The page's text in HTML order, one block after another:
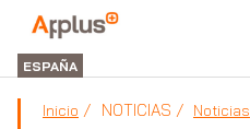
Applus+
GROUP
ESPAÑA
Inicio NOTICIAS Noticias